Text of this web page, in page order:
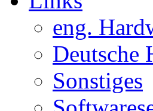
eng.
Deutsche
Sonstiges